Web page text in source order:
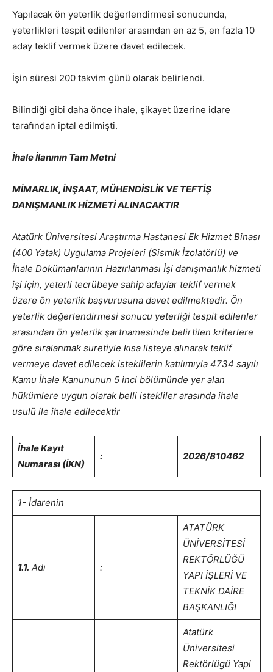
Yapılacak ön yeterlik değerlendirmesi sonucunda,
yeterlikleri tespit edilenler arasından en az 5, en fazla 10
aday teklif vermek üzere davet edilecek.
İşin süresi 200 takvim günü olarak belirlendi.
Bilindiği gibi daha önce ihale, şikayet üzerine idare
tarafından iptal edilmişti.
İhale İlanının Tam Metni
MİMARLIK, İNŞAAT, MÜHENDİSLİK VE TEFTİŞ
DANIŞMANLIK HİZMETİ ALINACAKTIR
Atatürk Üniversitesi Araştırma Hastanesi Ek Hizmet Binası
(400 Yatak) Uygulama Projeleri (Sismik İzolatörlü) ve
İhale Dokümanlarının Hazırlanması İşi danışmanlık hizmeti
işi için, yeterli tecrübeye sahip adaylar teklif vermek
üzere ön yeterlik başvurusuna davet edilmektedir. Ön
yeterlik değerlendirmesi sonucu yeterliği tespit edilenler
arasından ön yeterlik şartnamesinde belirtilen kriterlere
göre sıralanmak suretiyle kısa listeye alınarak teklif
vermeye davet edilecek isteklilerin katılımıyla 4734 sayılı
Kamu İhale Kanununun 5 inci bölümünde yer alan
hükümlere uygun olarak belli istekliler arasında ihale
usulü ile ihale edilecektir
İhale Kayıt
Numarası (İKN)
: 2026/810462
1- İdarenin
1.1. Adı :
ATATÜRK
ÜNİVERSİTESİ
REKTÖRLÜĞÜ
YAPI İŞLERİ VE
TEKNİK DAİRE
BAŞKANLIĞI
Atatürk
Üniversitesi
Rektörlügü Yapi